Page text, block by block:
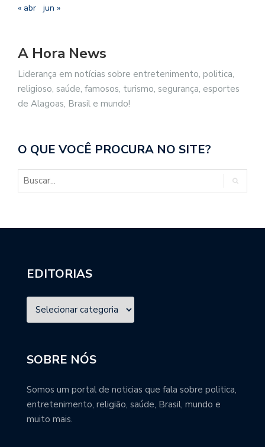
« abr jun »
A Hora News
Liderança em notícias sobre entretenimento, politica,
religioso, saúde, famosos, turismo, segurança, esportes
de Alagoas, Brasil e mundo!
O QUE VOCÊ PROCURA NO SITE?
EDITORIAS
SOBRE NÓS
Somos um portal de noticias que fala sobre politica,
entretenimento, religião, saúde, Brasil, mundo e
muito mais.